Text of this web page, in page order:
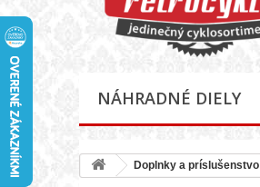
NÁHRADNÉ DIELY
Doplnky a príslušenstvo